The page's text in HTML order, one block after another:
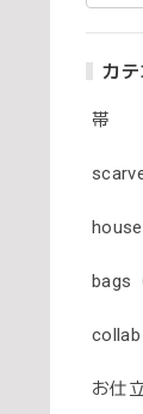
カ
帯
bags
collab
お仕